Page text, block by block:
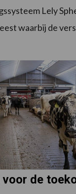
Lely
waarbij de
voor de